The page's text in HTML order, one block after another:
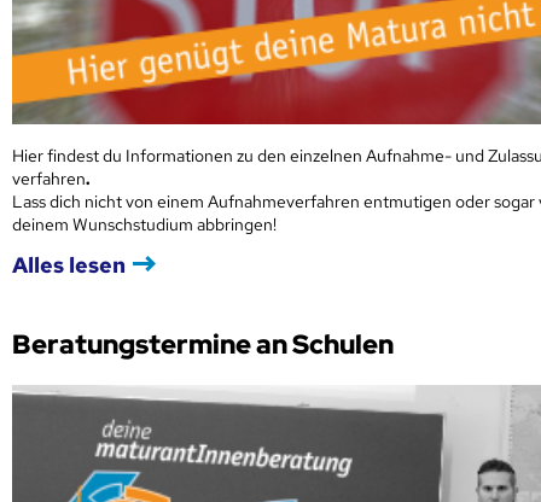
Hier findest du Informationen zu den einzelnen Aufnahme- und
verfahren.
Lass dich nicht von einem Aufnahmeverfahren entmutigen oder sogar
deinem Wunschstudium abbringen!
Alles lesen
Beratungstermine an Schulen